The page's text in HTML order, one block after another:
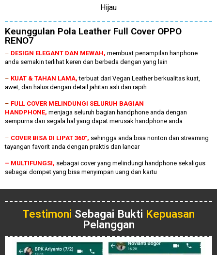
Hijau
Keunggulan Pola Leather Full Cover OPPO
RENO7
– DESIGN ELEGANT DAN MEWAH, membuat penampilan hanphone
anda semakin terlihat keren dan berbeda dengan yang lain
– KUAT & TAHAN LAMA,terbuat dari Vegan Leather berkualitas kuat,
awet, dan halus dengan detail jahitan asli dan rapih
– FULL COVER MELINDUNGI SELURUH BAGIAN
HANDPHONE, menjaga seluruh bagian handphone anda dengan
sempurna dari segala hal yang dapat merusak handphone anda
– COVER BISA DI LIPAT 360°, sehingga anda bisa nonton dan streaming
tayangan favorit anda dengan praktis dan lancar
– MULTIFUNGSI, sebagai cover yang melindungi handphone sekaligus
sebagai dompet yang bisa menyimpan uang dan kartu
Testimoni Sebagai Bukti Kepuasan
Pelanggan